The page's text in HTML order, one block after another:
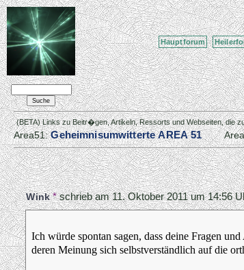
Hauptforum
(BETA) Links zu Beitr�gen, Artikeln, Ressorts und Webseiten, die
Area51:Geheimnisumwitterte AREA 51
Wink*schrieb am11. Oktober 2011 um 14:56
Ich würde spontan sagen, dass deine Fragen
deren Meinung sich selbstverständlich auf die